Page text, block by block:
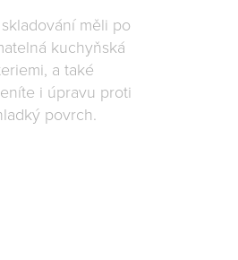
měli po
kuchyňská
a také
i úpravu proti
povrch.